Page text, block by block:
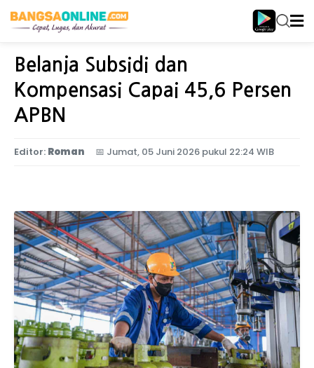
Home Nasional
Belanja Subsidi dan
Kompensasi Capai 45,6 Persen
APBN
Editor: Roman 📅 Jumat, 05 Juni 2026 pukul 22:24 WIB